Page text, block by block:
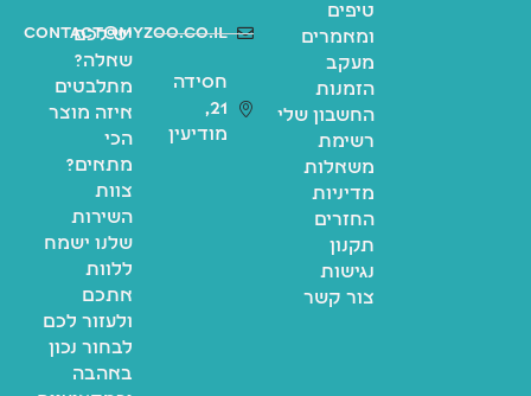
טיפים
ומאמרים
מעקב
הזמנות
החשבון שלי
רשימת
משאלות
מדיניות
החזרים
תקנון
נגישות
צור קשר
contact@myzoo.co.il
חסידה
21,
מודיעין
יש לכם
שאלה?
מתלבטים
איזה מוצר
הכי
מתאים?
צוות
השירות
שלנו ישמח
ללוות
אתכם
ולעזור לכם
לבחור נכון
באהבה